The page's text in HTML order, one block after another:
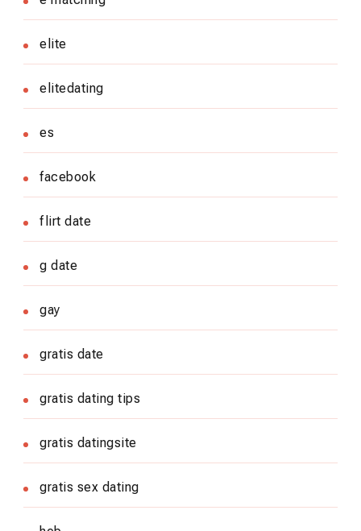
elite
elitedating
es
facebook
flirt date
g date
gay
gratis date
gratis dating tips
gratis datingsite
gratis sex dating